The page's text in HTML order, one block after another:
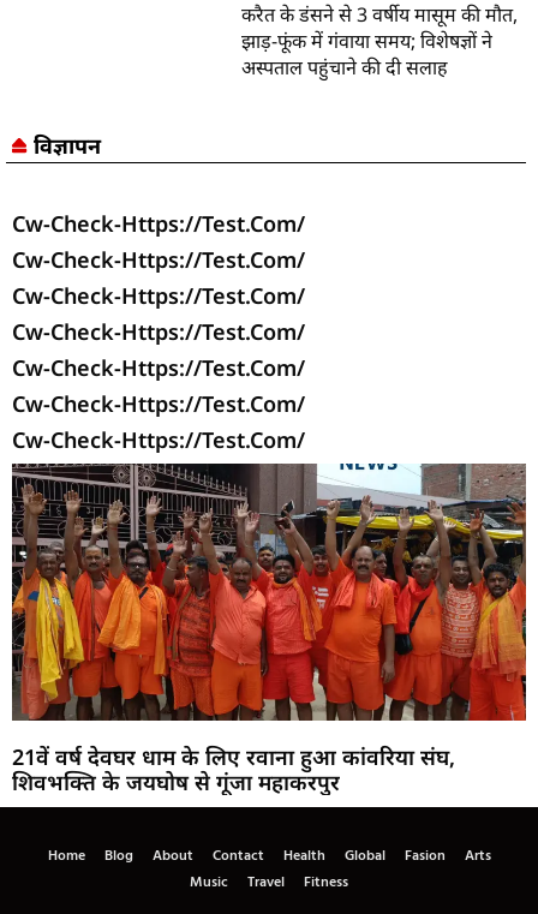
करैत के डंसने से 3 वर्षीय मासूम की मौत,
झाड़-फूंक में गंवाया समय; विशेषज्ञों ने
अस्पताल पहुंचाने की दी सलाह
विज्ञापन
Cw-Check-Https://test.com/
Cw-Check-Https://test.com/
Cw-Check-Https://test.com/
Cw-Check-Https://test.com/
Cw-Check-Https://test.com/
Cw-Check-Https://test.com/
Cw-Check-Https://test.com/
21वें वर्ष देवघर धाम के लिए रवाना हुआ कांवरिया संघ,
शिवभक्ति के जयघोष से गूंजा महाकरपुर
Home Blog About Contact Health Global Fasion
Arts
Music
Travel Fitness